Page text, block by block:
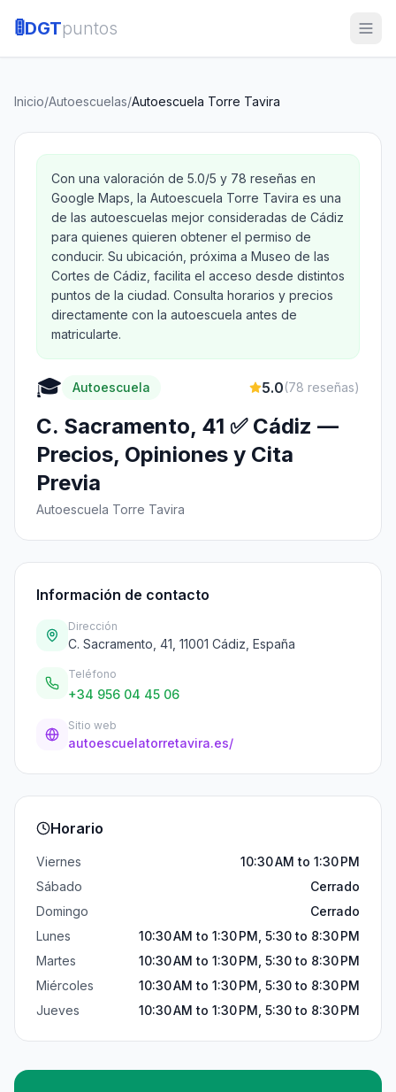
🚦DGTpuntos
Inicio/Autoescuelas/Autoescuela Torre Tavira
Con una valoración de 5.0/5 y 78 reseñas en
Google Maps, la Autoescuela Torre Tavira es una
de las autoescuelas mejor consideradas de Cádiz
para quienes quieren obtener el permiso de
conducir. Su ubicación, próxima a Museo de las
Cortes de Cádiz, facilita el acceso desde distintos
puntos de la ciudad. Consulta horarios y precios
directamente con la autoescuela antes de
matricularte.
🎓 Autoescuela 5.0(78 reseñas)
C. Sacramento, 41 ✅ Cádiz —
Precios, Opiniones y Cita
Previa
Autoescuela Torre Tavira
Información de contacto
Dirección
C. Sacramento, 41, 11001 Cádiz, España
Teléfono
+34 956 04 45 06
Sitio web
autoescuelatorretavira.es/
Horario
Viernes
10:30 AM to 1:30 PM
Sábado
Cerrado
Domingo
Cerrado
Lunes
10:30 AM to 1:30 PM, 5:30 to 8:30 PM
Martes
10:30 AM to 1:30 PM, 5:30 to 8:30 PM
Miércoles
10:30 AM to 1:30 PM, 5:30 to 8:30 PM
Jueves
10:30 AM to 1:30 PM, 5:30 to 8:30 PM